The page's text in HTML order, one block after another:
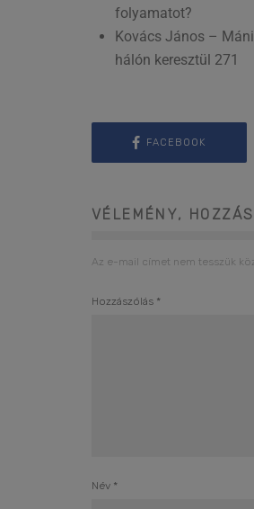
folyamatot?
Kovács János –
hálón keresztül 271
FACEBOOK
VÉLEMÉNY,
Az e-mail címet nem tesszük
Hozzászólás *
Név *